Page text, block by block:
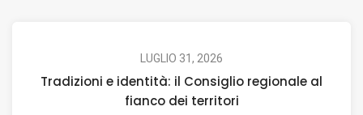
LUGLIO 31, 2026
Tradizioni e identità: il Consiglio regionale al
fianco dei territori